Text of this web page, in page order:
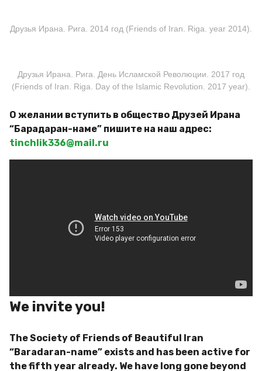
Друзья Ирана. Рига. 2014 год (Friends of Iran. Riga. year 2014).
Друзья Ирана. Рига. День Исламской Революции. 2017 год
(Friends of Iran. Riga. Day of the Islamic Revolution. 2017 year).
О желании вступить в общество Друзей Ирана
“Барадаран-наме” пишите на наш адрес:
tinchlik336@mail.ru
We invite you!
The Society of Friends of Beautiful Iran
“Baradaran-name” exists and has been active for
the fifth year already. We have long gone beyond